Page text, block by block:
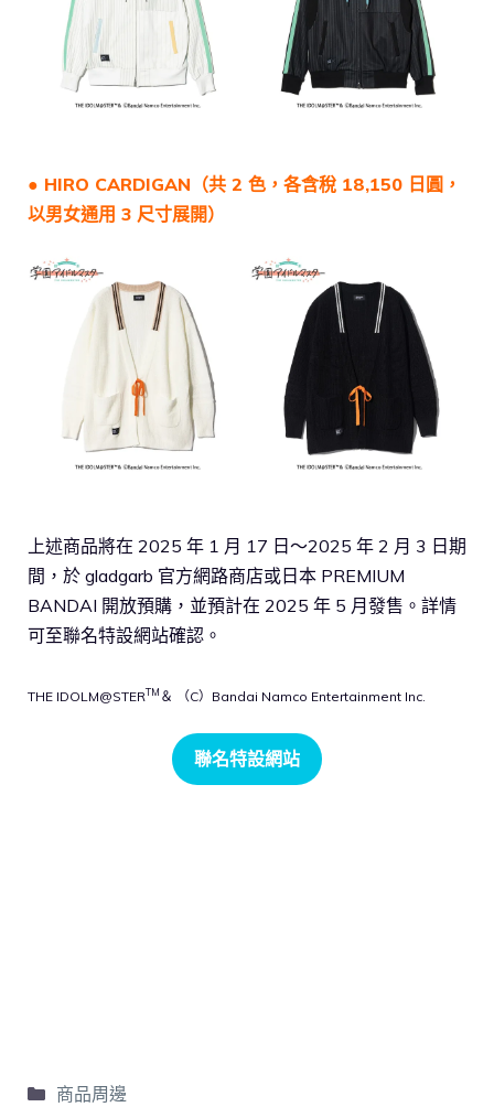
● HIRO CARDIGAN （共 2 色，各含稅 18,150 日圓，
以男女通用 3 尺寸展開）
上述商品將在 2025 年 1 月 17 日～2025 年 2 月 3 日期
間，於 gladgarb 官方網路商店或日本 PREMIUM
BANDAI 開放預購，並預計在 2025 年 5 月發售。詳情
可至聯名特設網站確認。
THE IDOLM@STERTM ＆ （C）Bandai Namco Entertainment Inc.
聯名特設網站
商品周邊